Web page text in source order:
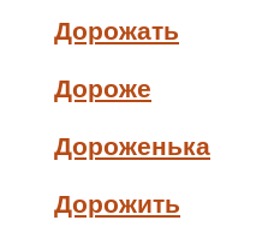
Дорожать
Дороже
Дороженька
Дорожить